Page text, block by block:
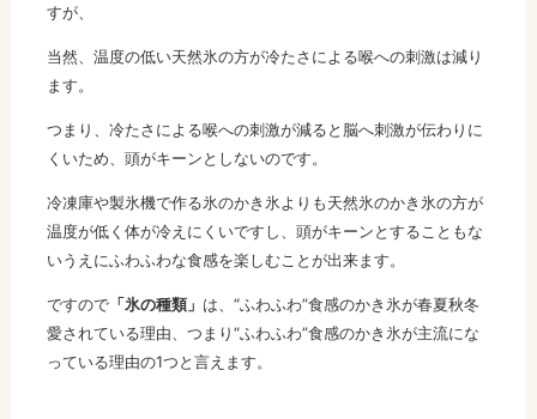
すが、
当然、温度の低い天然氷の方が冷たさによる喉への刺激は減り
ます。
つまり、冷たさによる喉への刺激が減ると脳へ刺激が伝わりに
くいため、頭がキーンとしないのです。
冷凍庫や製氷機で作る氷のかき氷よりも天然氷のかき氷の方が
温度が低く体が冷えにくいですし、頭がキーンとすることもな
いうえにふわふわな食感を楽しむことが出来ます。
ですので「氷の種類」 は、“ふわふわ”食感のかき氷が春夏秋冬
愛されている理由、つまり“ふわふわ”食感のかき氷が主流にな
っている理由の1つと言えます。